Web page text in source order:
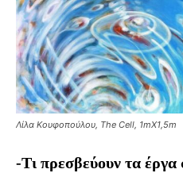
Λίλα Κουφοπούλου, The Cell, 1mX1,5m
-Τι πρεσβεύουν τα έργα